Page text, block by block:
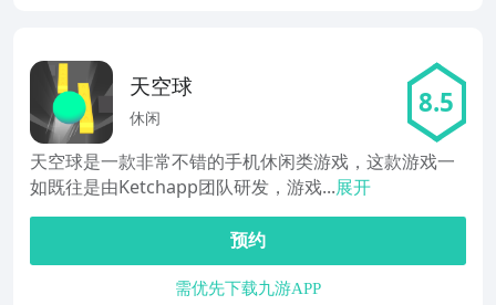
天空球
休闲 8.5
天空球是一款非常不错的手机休闲类游戏，这款游戏一
如既往是由Ketchapp团队研发，游戏...展开
预约
需优先下载九游APP